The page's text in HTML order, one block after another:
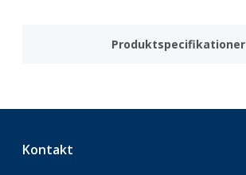
Produktspecifikationer
Kontakt